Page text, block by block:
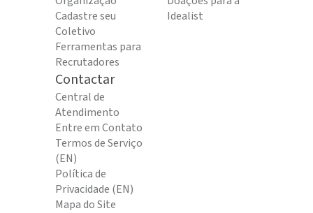
Cadastre seu
Coletivo
Ferramentas para
Recrutadores
Idealist
Contactar
Central de
Atendimento
Entre em Contato
Termos de Serviço
(EN)
Política de
Privacidade (EN)
Mapa do Site